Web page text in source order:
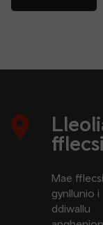
fflecsi
Mae
gynllunio i
ddiwallu